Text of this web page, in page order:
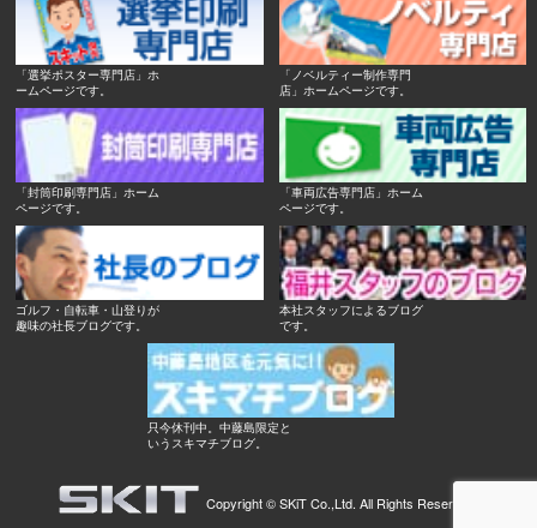
「選挙ポスター専門店」ホ
ームページです。
「ノベルティー制作専門
店」ホームページです。
「封筒印刷専門店」ホーム
ページです。
「車両広告専門店」ホーム
ページです。
ゴルフ・自転車・山登りが
趣味の社長ブログです。
本社スタッフによるブログ
です。
只今休刊中。中藤島限定と
いうスキマチブログ。
Copyright ©SKiT Co.,Ltd. All Rights Reserved.